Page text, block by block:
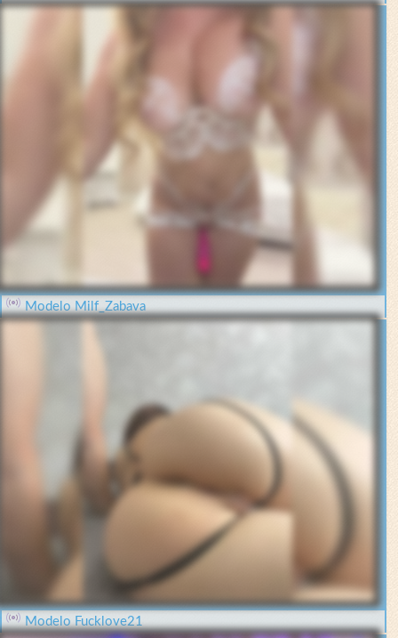
Modelo Milf_Zabava
Modelo Fucklove21